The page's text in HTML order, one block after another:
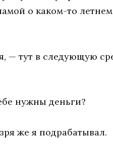
о каком-то
— тут в следующую
нужны деньги?
же я подрабатывал.